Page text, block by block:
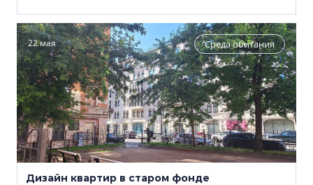
22 мая Среда обитания
Дизайн квартир в старом фонде